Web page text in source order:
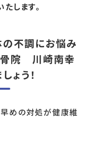
します。
の不調にお悩み
骨院 川崎南幸
ょう！
めの対処が健康維